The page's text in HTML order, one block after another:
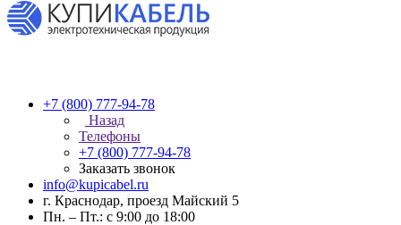
+7 (800) 777-94-78
Назад
Телефоны
+7 (800) 777-94-78
Заказать звонок
info@kupicabel.ru
г. Краснодар, проезд Майский 5
Пн. – Пт.: с 9:00 до 18:00